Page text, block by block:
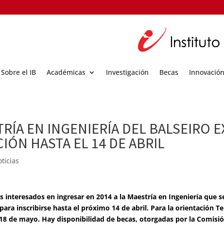
Sobre el IB Académicas Investigación Becas Innovación
EN INGENIERÍA DEL BALSEIRO
HASTA EL 14 DE ABRIL
interesados en ingresar en 2014 a la Maestría en Ingeniería que
inscribirse hasta el próximo 14 de abril. Para la orientación
de mayo. Hay disponibilidad de becas, otorgadas por la